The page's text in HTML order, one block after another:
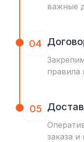
важные
04
правила
05
заказа